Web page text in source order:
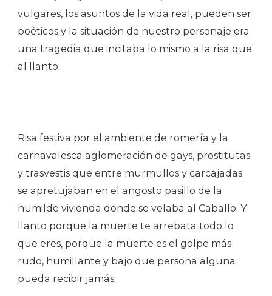
vulgares, los asuntos de la vida real, pueden ser
poéticos y la situación de nuestro personaje era
una tragedia que incitaba lo mismo a la risa que
al llanto.
Risa festiva por el ambiente de romería y la
carnavalesca aglomeración de gays, prostitutas
y trasvestis que entre murmullos y carcajadas
se apretujaban en el angosto pasillo de la
humilde vivienda donde se velaba al Caballo. Y
llanto porque la muerte te arrebata todo lo
que eres, porque la muerte es el golpe más
rudo, humillante y bajo que persona alguna
pueda recibir jamás.